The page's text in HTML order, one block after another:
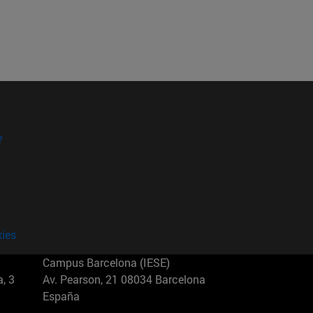
3
Campus Barcelona (IESE)
Av. Pearson, 21 08034 Barcelona
España